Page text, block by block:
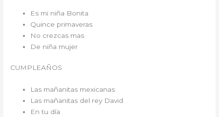
Es mi niña Bonita
Quince primaveras
No crezcas mas
De niña mujer
CUMPLEAÑOS
Las mañanitas mexicanas
Las mañanitas del rey David
En tu día